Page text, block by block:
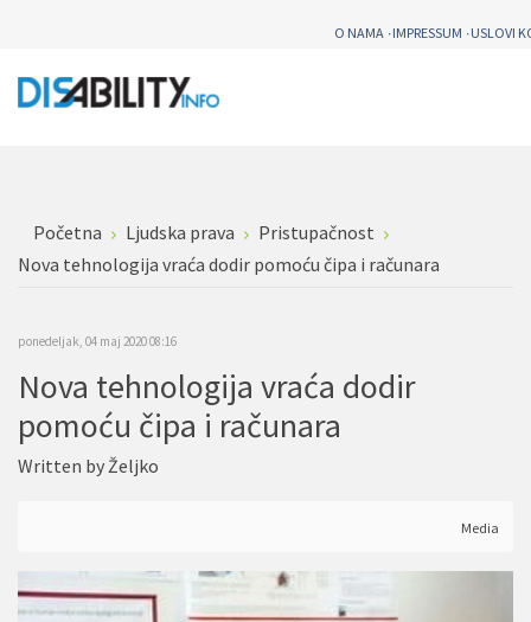
O NAMA IMPRESSUM USLOVI
Početna Ljudska prava
Pristupačnost
Nova tehnologija vraća dodir pomoću čipa i računara
ponedeljak, 04 maj 2020 08:16
Nova tehnologija vraća dodir
pomoću čipa i računara
Written byŽeljko
Media